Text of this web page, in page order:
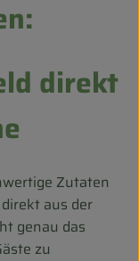
direkt
Zutaten
aus der
genau das
zu